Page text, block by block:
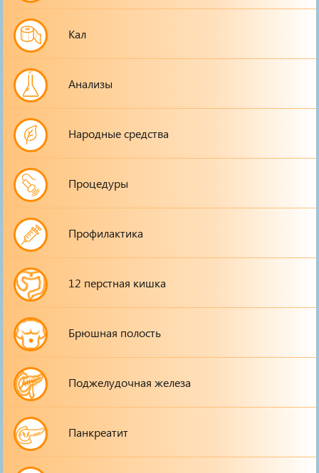
Кал
Анализы
Народные средства
Процедуры
Профилактика
12 перстная кишка
Брюшная полость
Поджелудочная железа
Панкреатит